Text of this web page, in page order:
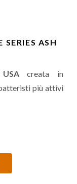
ASH
creata in
più attivi